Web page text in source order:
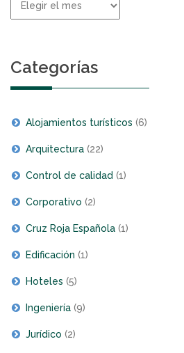
Categorías
Alojamientos turísticos (6)
Arquitectura (22)
Control de calidad (1)
Corporativo (2)
Cruz Roja Española (1)
Edificación (1)
Hoteles (5)
Ingeniería (9)
Jurídico (2)